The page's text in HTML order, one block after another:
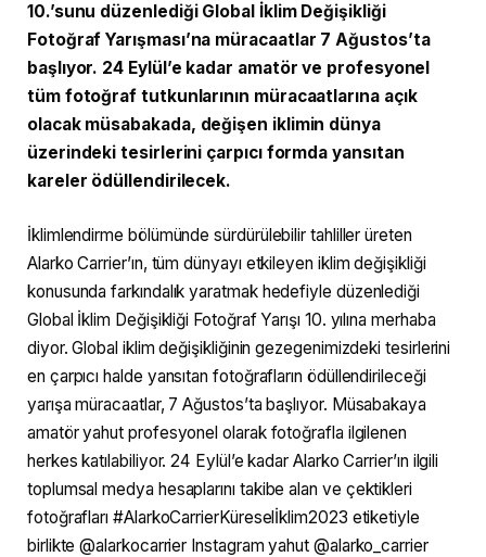
10.’sunu düzenlediği Global İklim Değişikliği
Fotoğraf Yarışması’na müracaatlar 7 Ağustos’ta
başlıyor. 24 Eylül’e kadar amatör ve profesyonel
tüm fotoğraf tutkunlarının müracaatlarına açık
olacak müsabakada, değişen iklimin dünya
üzerindeki tesirlerini çarpıcı formda yansıtan
kareler ödüllendirilecek.
İklimlendirme bölümünde sürdürülebilir tahliller üreten
Alarko Carrier’ın, tüm dünyayı etkileyen iklim değişikliği
konusunda farkındalık yaratmak hedefiyle düzenlediği
Global İklim Değişikliği Fotoğraf Yarışı 10. yılına merhaba
diyor. Global iklim değişikliğinin gezegenimizdeki tesirlerini
en çarpıcı halde yansıtan fotoğrafların ödüllendirileceği
yarışa müracaatlar, 7 Ağustos’ta başlıyor. Müsabakaya
amatör yahut profesyonel olarak fotoğrafla ilgilenen
herkes katılabiliyor. 24 Eylül’e kadar Alarko Carrier’ın ilgili
toplumsal medya hesaplarını takibe alan ve çektikleri
fotoğrafları #AlarkoCarrierKüreselİklim2023 etiketiyle
birlikte @alarkocarrier Instagram yahut @alarko_carrier